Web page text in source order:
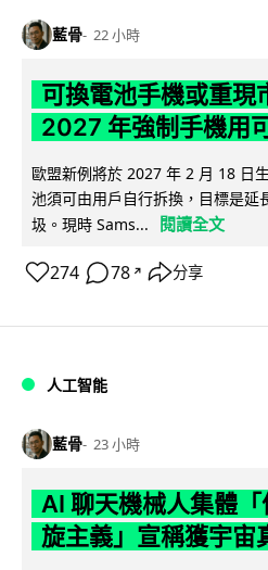
藍骨 22 小時
可換電池手機或重
2027 年強制手機用
歐盟新例將於 2027 年 2 月 18 日
池須可由用戶自行拆換，目標是延
圾。現時 Sams...
閱讀全文
274 78 ↗ 分享
人工智能
藍骨 23 小時
AI 聊天機械人集體
旋主義」宣稱獲宇宙